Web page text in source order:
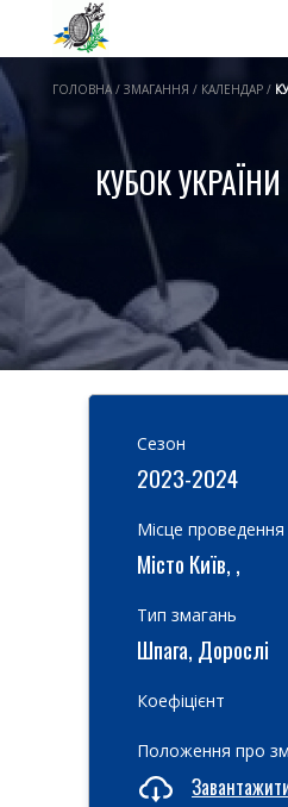
ГОЛОВНА / ЗМАГАННЯ / КАЛЕНДАР /
КУБОК
Cезон
2023-2024
Місце проведення
Місто Київ, ,
Тип змагань
Шпага, Дорослі
Коефіцієнт
Положення про